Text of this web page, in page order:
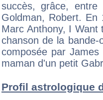
succès, grâce,
Goldman, Robert.
Marc Anthony, I Want
chanson de la
composée par
maman d'un petit
Profil astrologique